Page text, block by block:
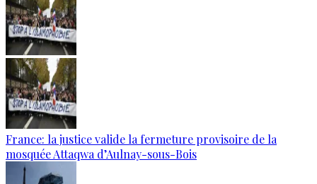
France: la justice valide la fermeture provisoire de la
mosquée Attaqwa d’Aulnay-sous-Bois